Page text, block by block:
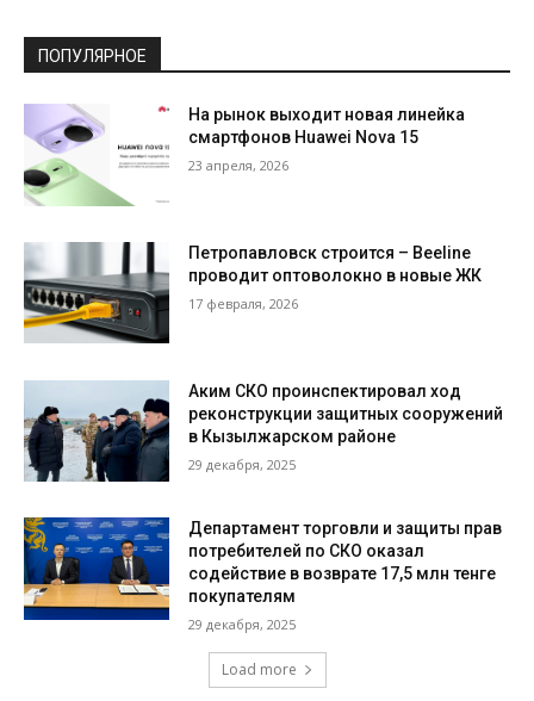
ПОПУЛЯРНОЕ
На рынок выходит новая линейка
смартфонов Huawei Nova 15
23 апреля, 2026
Петропавловск строится – Beeline
проводит оптоволокно в новые ЖК
17 февраля, 2026
Аким СКО проинспектировал ход
реконструкции защитных сооружений
в Кызылжарском районе
29 декабря, 2025
Департамент торговли и защиты прав
потребителей по СКО оказал
содействие в возврате 17,5 млн тенге
покупателям
29 декабря, 2025
Load more